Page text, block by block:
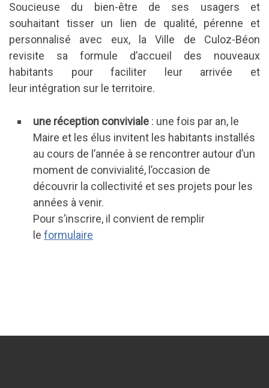
Soucieuse du bien-être de ses usagers et
souhaitant tisser un lien de qualité, pérenne et
personnalisé avec eux, la Ville de Culoz-Béon
revisite sa formule d’accueil des nouveaux
habitants pour faciliter leur arrivée et
leur intégration sur le territoire.
une réception conviviale : une fois par an, le
Maire et les élus invitent les habitants installés
au cours de l’année à se rencontrer autour d’un
moment de convivialité, l’occasion de
découvrir la collectivité et ses projets pour les
années à venir.
Pour s’inscrire, il convient de remplir
le formulaire